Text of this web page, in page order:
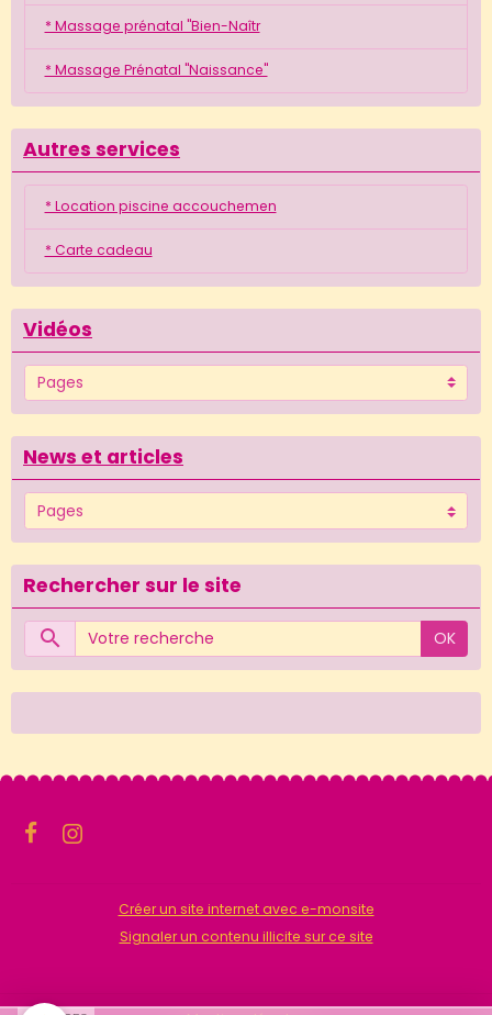
* Massage prénatal "Bien-Naîtr
* Massage Prénatal "Naissance"
Autres services
* Location piscine accouchemen
* Carte cadeau
Vidéos
News et articles
Rechercher sur le site
OK
Créer un site internet avec e-monsite
Signaler un contenu illicite sur ce site